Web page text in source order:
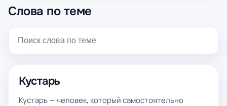
Слова по теме
Кустарь
Кустарь — человек, который самостоятельно